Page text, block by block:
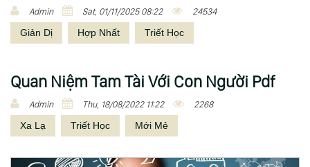
Admin Sat, 01/11/2025 08:22 24534
Giản Dị Hợp Nhất Triết Học
Quan Niệm Tam Tài Với Con Người Pdf
Admin Thu, 18/08/2022 11:22 2268
Xa Lạ Triết Học Mới Mẻ